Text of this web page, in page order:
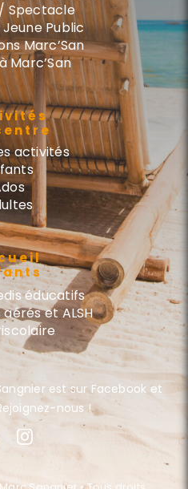
Spectacle
Public
Marc’San
Marc’San
activités
éducatifs
et ALSH
est sur Facebook et
nous !